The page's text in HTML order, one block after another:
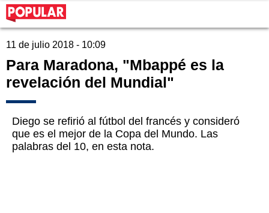
11 de julio 2018 - 10:09
Para Maradona, "Mbappé es la
revelación del Mundial"
Diego se refirió al fútbol del francés y consideró
que es el mejor de la Copa del Mundo. Las
palabras del 10, en esta nota.